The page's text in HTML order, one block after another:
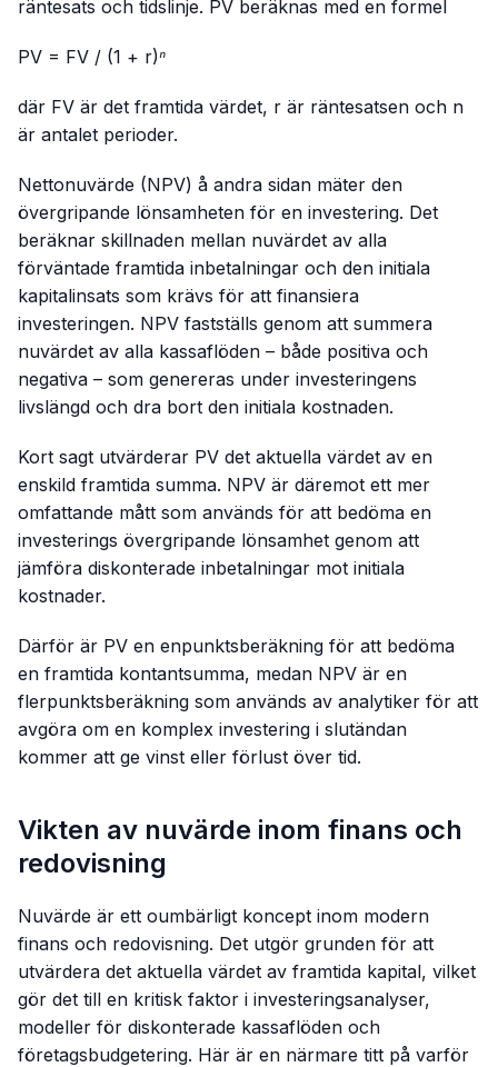
räntesats och tidslinje. PV beräknas med en formel
PV = FV / (1 + r)ⁿ
där FV är det framtida värdet, r är räntesatsen och n
är antalet perioder.
Nettonuvärde (NPV) å andra sidan mäter den
övergripande lönsamheten för en investering. Det
beräknar skillnaden mellan nuvärdet av alla
förväntade framtida inbetalningar och den initiala
kapitalinsats som krävs för att finansiera
investeringen. NPV fastställs genom att summera
nuvärdet av alla kassaflöden – både positiva och
negativa – som genereras under investeringens
livslängd och dra bort den initiala kostnaden.
Kort sagt utvärderar PV det aktuella värdet av en
enskild framtida summa. NPV är däremot ett mer
omfattande mått som används för att bedöma en
investerings övergripande lönsamhet genom att
jämföra diskonterade inbetalningar mot initiala
kostnader.
Därför är PV en enpunktsberäkning för att bedöma
en framtida kontantsumma, medan NPV är en
flerpunktsberäkning som används av analytiker för att
avgöra om en komplex investering i slutändan
kommer att ge vinst eller förlust över tid.
Vikten av nuvärde inom finans och
redovisning
Nuvärde är ett oumbärligt koncept inom modern
finans och redovisning. Det utgör grunden för att
utvärdera det aktuella värdet av framtida kapital, vilket
gör det till en kritisk faktor i investeringsanalyser,
modeller för diskonterade kassaflöden och
företagsbudgetering. Här är en närmare titt på varför